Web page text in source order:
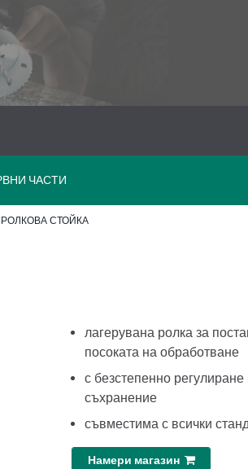
ЧАСТИ
РОЛКОВА СТОЙКА
лагерувана ролка за
посоката на обработване
с безстепенно
съхранение
съвместима с всички
Намери магазин